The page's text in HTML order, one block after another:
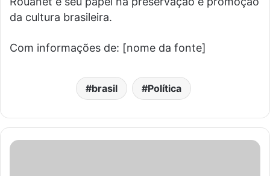
da cultura brasileira.
Com informações de: [nome da fonte]
brasil Política